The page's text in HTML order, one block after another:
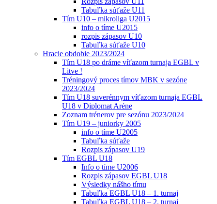
Tabuľka súťaže U11
Tím U10 – mikroliga U2015
info o tíme U2015
rozpis zápasov U10
Tabuľka súťaže U10
Hracie obdobie 2023/2024
Tím U18 po dráme víťazom turnaja EGBL v
Litve !
Tréningový proces tímov MBK v sezóne
2023/2024
Tím U18 suverénnym víťazom turnaja EGBL
U18 v Diplomat Aréne
Zoznam trénerov pre sezónu 2023/2024
Tím U19 – juniorky 2005
info o tíme U2005
Tabuľka súťaže
Rozpis zápasov U19
Tím EGBL U18
Info o tíme U2006
Rozpis zápasov EGBL U18
Výsledky nášho tímu
Tabuľka EGBL U18 – 1. turnaj
Tabuľka EGBL U18 – 2. turnaj